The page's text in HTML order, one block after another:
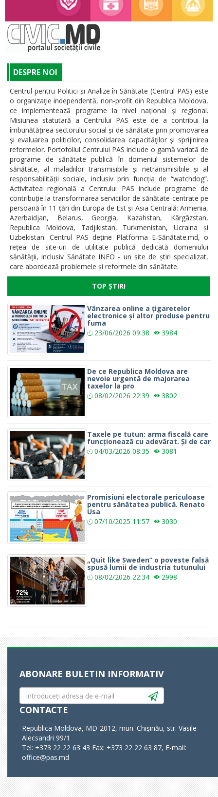
DESPRE NOI
Centrul pentru Politici și Analize în Sănătate (Centrul PAS) este
o organizaţie independentă, non-profit din Republica Moldova,
ce implementează programe la nivel național și regional.
Misiunea statutară a Centrului PAS este de a contribui la
îmbunătățirea sectorului social și de sănătate prin promovarea
şi evaluarea politicilor, consolidarea capacităţilor şi sprijinirea
reformelor. Portofoliul Centrului PAS include o gamă variată de
programe de sănătate publică în domeniul sistemelor de
sănătate, al maladiilor transmisibile și netransmisibile și al
responsabilității sociale, inclusiv prin funcția de “watchdog”.
Activitatea regională a Centrului PAS include programe de
contribuție la transformarea serviciilor de sănătate centrate pe
persoană în 11 țări din Europa de Est și Asia Centrală: Armenia,
Azerbaidjan, Belarus, Georgia, Kazahstan, Kârgâzstan,
Republica Moldova, Tadjikistan, Turkmenistan, Ucraina și
Uzbekistan. Centrul PAS deține Platforma E-Sănătate.md, o
rețea de site-uri de utilitate publică dedicată domeniului
sănătății, inclusiv Sănătate INFO - un site de știri specializat,
care abordează problemele și reformele din sănătate.
TOP ȘTIRI
Vânzarea online a țigaretelor
electronice și altor produse pentru
fuma
23/06/2026 09:38 3984
De ce Republica Moldova are
nevoie urgentă de majorarea
taxelor la pro
08/02/2026 22:39 3802
Taxele pe tutun: arma fiscală care
funcționează cu adevărat. Și de car
04/03/2026 08:35 3081
Promisiuni electorale periculoase
pentru sănătatea publică. Renato
Usa
07/10/2025 11:57 3030
„Quit like Sweden” o poveste falsă
spusă lumii de industria tutunului
08/02/2026 22:34 2998
ABONARE BULETIN INFORMATIV
CONTACTE
Republica Moldova, MD-2012, mun. Chișinău, str. Vasile
Alecsandri 99/1
Tel: +373 22 22 63 43 Fax: +373 22 22 63 87, E-mail:
office@pas.md